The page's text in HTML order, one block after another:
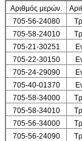
Αριθμός μερών.
705-56-24080
705-58-24010
705-21-30251
705-22-30150
705-24-29090
705-40-01370
705-58-34000
705-58-34010
705-56-34000
705-56-24090